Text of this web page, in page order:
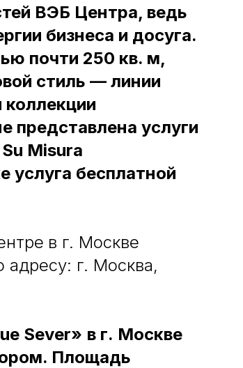
ВЭБ Центра, ведь
бизнеса и досуга.
почти 250 кв. м,
стиль — линии
коллекции
представлена услуги
Misura
услуга бесплатной
в г. Москве
адресу: г. Москва,
Sever» в г. Москве
Площадь